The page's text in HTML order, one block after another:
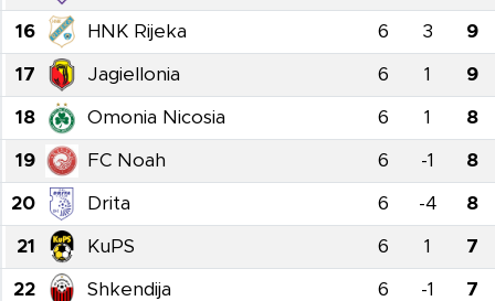
16 HNK Rijeka 6 3 9
17 Jagiellonia 6 1 9
18 Omonia Nicosia 6 1 8
19 FC Noah 6 -1 8
20 Drita 6 -4 8
21 KuPS 6 1 7
22 Shkendija 6 -1 7